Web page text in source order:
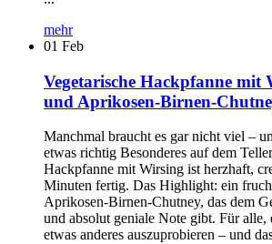
mehr
01 Feb
Vegetarische Hackpfanne mit
und Aprikosen-Birnen-
Manchmal braucht es gar nicht viel –
etwas richtig Besonderes auf dem
Hackpfanne mit Wirsing ist herzhaft,
Minuten fertig. Das Highlight: ein
Aprikosen-Birnen-Chutney, das dem
und absolut geniale Note gibt. Für alle,
etwas anderes auszuprobieren – und